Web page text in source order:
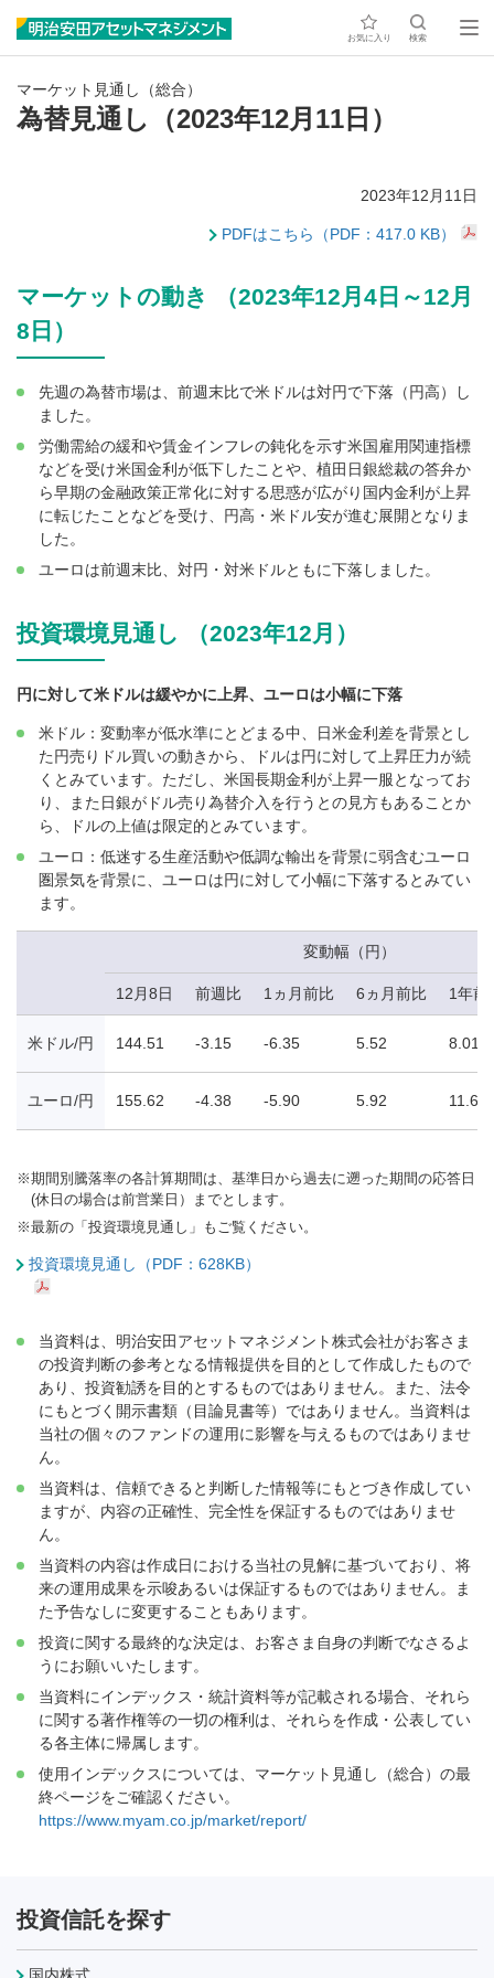
お気に入り 検索
マーケット見通し（総合）
為替見通し（2023年12月11日）
2023年12月11日
PDFはこちら（PDF：417.0 KB）
マーケットの動き （2023年12月4日～12月
8日）
先週の為替市場は、前週末比で米ドルは対円で下落（円高）し
ました。
労働需給の緩和や賃金インフレの鈍化を示す米国雇用関連指標
などを受け米国金利が低下したことや、植田日銀総裁の答弁か
ら早期の金融政策正常化に対する思惑が広がり国内金利が上昇
に転じたことなどを受け、円高・米ドル安が進む展開となりま
した。
ユーロは前週末比、対円・対米ドルともに下落しました。
投資環境見通し （2023年12月）
円に対して米ドルは緩やかに上昇、ユーロは小幅に下落
米ドル：変動率が低水準にとどまる中、日米金利差を背景とし
た円売りドル買いの動きから、ドルは円に対して上昇圧力が続
くとみています。ただし、米国長期金利が上昇一服となってお
り、また日銀がドル売り為替介入を行うとの見方もあることか
ら、ドルの上値は限定的とみています。
ユーロ：低迷する生産活動や低調な輸出を背景に弱含むユーロ
圏景気を背景に、ユーロは円に対して小幅に下落するとみてい
ます。
変動幅（円）
12月8日 前週比 1ヵ月前比 6ヵ月前比 1年前
米ドル/円 144.51 -3.15 -6.35 5.52 8.01
ユーロ/円 155.62 -4.38 -5.90 5.92 11.67
※期間別騰落率の各計算期間は、基準日から過去に遡った期間の応答日
(休日の場合は前営業日）までとします。
※最新の「投資環境見通し」もご覧ください。
投資環境見通し（PDF：628KB）
当資料は、明治安田アセットマネジメント株式会社がお客さま
の投資判断の参考となる情報提供を目的として作成したもので
あり、投資勧誘を目的とするものではありません。また、法令
にもとづく開示書類（目論見書等）ではありません。当資料は
当社の個々のファンドの運用に影響を与えるものではありませ
ん。
当資料は、信頼できると判断した情報等にもとづき作成してい
ますが、内容の正確性、完全性を保証するものではありませ
ん。
当資料の内容は作成日における当社の見解に基づいており、将
来の運用成果を示唆あるいは保証するものではありません。ま
た予告なしに変更することもあります。
投資に関する最終的な決定は、お客さま自身の判断でなさるよ
うにお願いいたします。
当資料にインデックス・統計資料等が記載される場合、それら
に関する著作権等の一切の権利は、それらを作成・公表してい
る各主体に帰属します。
使用インデックスについては、マーケット見通し（総合）の最
終ページをご確認ください。
https://www.myam.co.jp/market/report/
投資信託を探す
国内株式